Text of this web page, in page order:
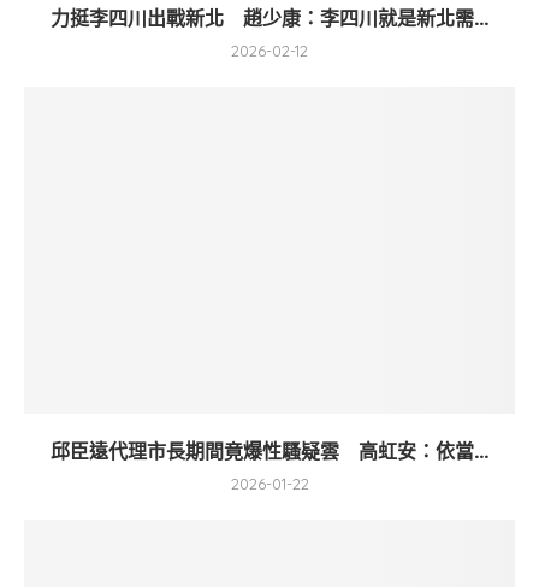
力挺李四川出戰新北 趙少康：李四川就是新北需...
2026-02-12
邱臣遠代理市長期間竟爆性騷疑雲 高虹安：依當...
2026-01-22